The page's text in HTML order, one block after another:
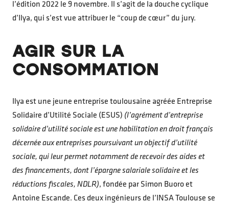
l’édition 2022 le 9 novembre. Il s’agit de la douche cyclique
d’Ilya, qui s’est vue attribuer le “coup de cœur” du jury.
AGIR SUR LA
CONSOMMATION
Ilya est une jeune entreprise toulousaine agréée Entreprise
Solidaire d’Utilité Sociale (ESUS) (l’agrément d’entreprise
solidaire d’utilité sociale est une habilitation en droit français
décernée aux entreprises poursuivant un objectif d’utilité
sociale, qui leur permet notamment de recevoir des aides et
des financements, dont l’épargne salariale solidaire et les
réductions fiscales, NDLR), fondée par Simon Buoro et
Antoine Escande. Ces deux ingénieurs de l’INSA Toulouse se